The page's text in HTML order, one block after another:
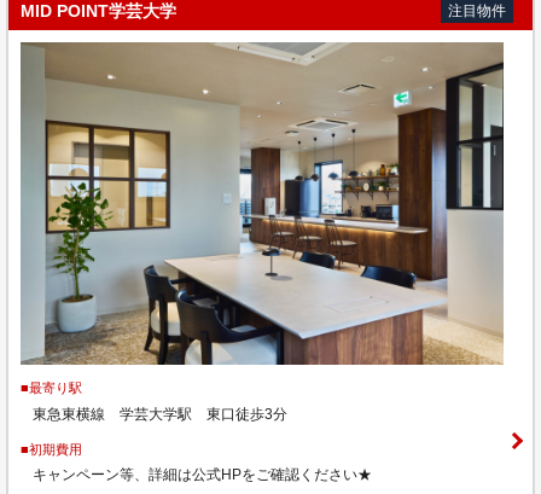
MID POINT学芸大学 注目物件
■最寄り駅
東急東横線 学芸大学駅 東口徒歩3分
■初期費用
キャンペーン等、詳細は公式HPをご確認ください★